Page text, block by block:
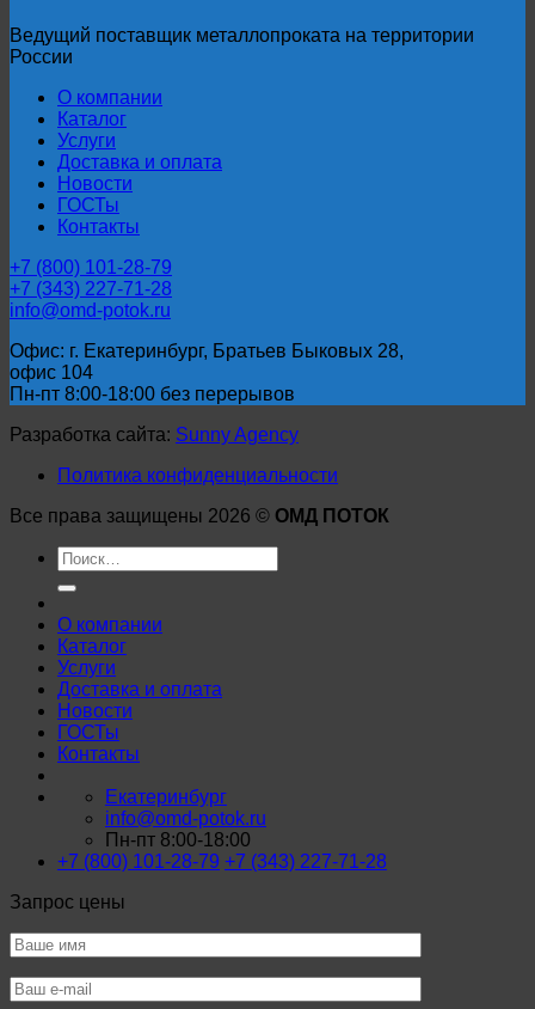
Ведущий поставщик металлопроката на территории
России
О компании
Каталог
Услуги
Доставка и оплата
Новости
ГОСТы
Контакты
+7 (800) 101-28-79
+7 (343) 227-71-28
info@omd-potok.ru
Офис: г. Екатеринбург, Братьев Быковых 28,
офис 104
Пн-пт 8:00-18:00 без перерывов
Разработка сайта: Sunny Agency
Политика конфиденциальности
Все права защищены 2026 © ОМД ПОТОК
Искать:
О компании
Каталог
Услуги
Доставка и оплата
Новости
ГОСТы
Контакты
Екатеринбург
info@omd-potok.ru
Пн-пт 8:00-18:00
+7 (800) 101-28-79 +7 (343) 227-71-28
Запрос цены